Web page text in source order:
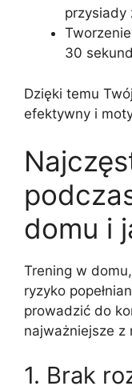
przysiady
30
Dzięki temu
efektywny i
domu i
Trening w
ryzyko
prowadzić do
najważniejsze z
1. Brak